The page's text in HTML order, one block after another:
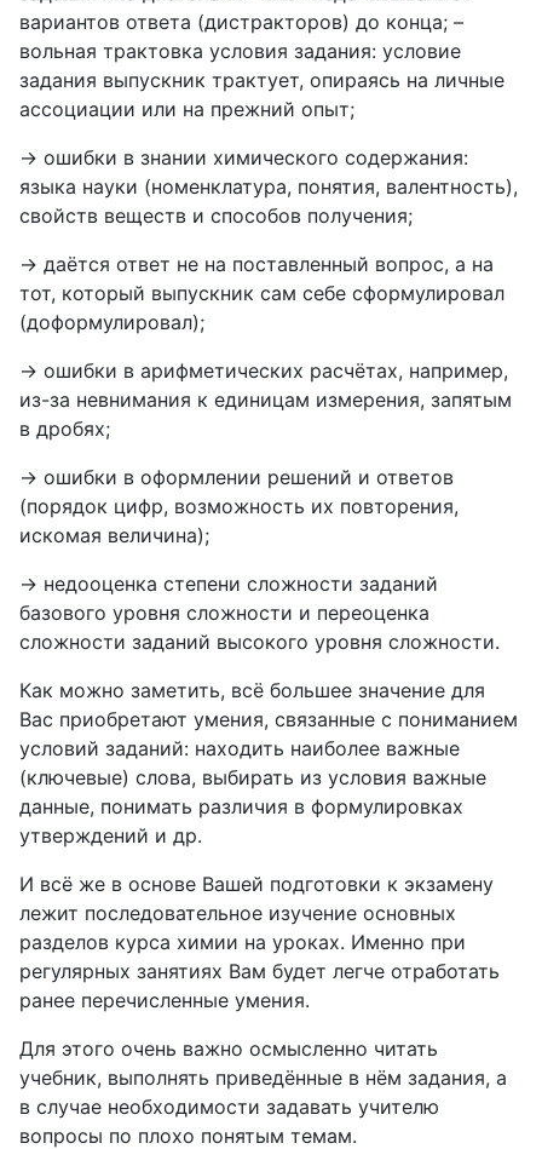
вариантов ответа (дистракторов) до конца; –
вольная трактовка условия задания: условие
задания выпускник трактует, опираясь на личные
ассоциации или на прежний опыт;
→ ошибки в знании химического содержания:
языка науки (номенклатура, понятия, валентность),
свойств веществ и способов получения;
→ даётся ответ не на поставленный вопрос, а на
тот, который выпускник сам себе сформулировал
(доформулировал);
→ ошибки в арифметических расчётах, например,
из-за невнимания к единицам измерения, запятым
в дробях;
→ ошибки в оформлении решений и ответов
(порядок цифр, возможность их повторения,
искомая величина);
→ недооценка степени сложности заданий
базового уровня сложности и переоценка
сложности заданий высокого уровня сложности.
Как можно заметить, всё большее значение для
Вас приобретают умения, связанные с пониманием
условий заданий: находить наиболее важные
(ключевые) слова, выбирать из условия важные
данные, понимать различия в формулировках
утверждений и др.
И всё же в основе Вашей подготовки к экзамену
лежит последовательное изучение основных
разделов курса химии на уроках. Именно при
регулярных занятиях Вам будет легче отработать
ранее перечисленные умения.
Для этого очень важно осмысленно читать
учебник, выполнять приведённые в нём задания, а
в случае необходимости задавать учителю
вопросы по плохо понятым темам.